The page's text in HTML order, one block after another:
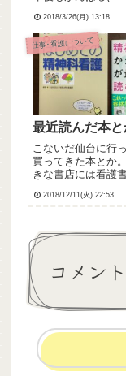
2018/3/26(月) 13:18
仕事･看護について
最近読んだ本
こないだ仙台に行
買ってきた本とか
きな書店には看護
仙台に行くときに
いまだによく分か
で買いました。活
ので...
2018/12/11(火) 22:53
コメン